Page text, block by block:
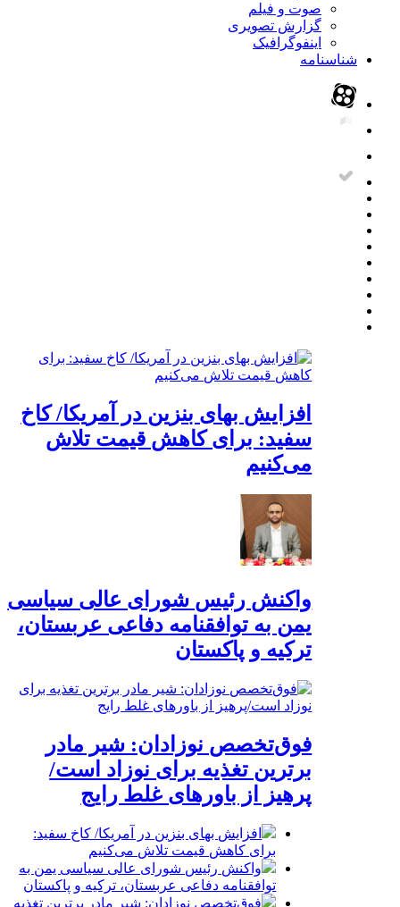
صوت و فیلم
گزارش تصویری
اینفوگرافیک
شناسنامه
افزایش بهای بنزین در آمریکا/ کاخ
سفید: برای کاهش قیمت تلاش
می‌کنیم
واکنش رئیس شورای عالی سیاسی
یمن به توافقنامه دفاعی عربستان،
ترکیه و پاکستان
فوق‌تخصص نوزادان: شیر مادر
برترین تغذیه برای نوزاد است/
پرهیز از باورهای غلط رایج
افزایش بهای بنزین در آمریکا/ کاخ سفید:
برای کاهش قیمت تلاش می‌کنیم
واکنش رئیس شورای عالی سیاسی یمن به
توافقنامه دفاعی عربستان، ترکیه و پاکستان
فوق‌تخصص نوزادان: شیر مادر برترین تغذیه